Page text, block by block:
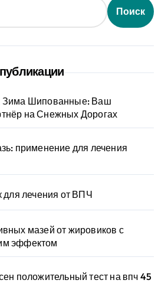
Поиск
Зима Шипованные: Ваш
на Снежных Дорогах
применение для лечения
для лечения от ВПЧ
мазей от жировиков с
эффектом
положительный тест на впч 45